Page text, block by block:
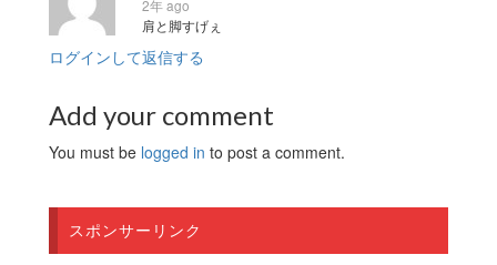
2年 ago
肩と脚すげぇ
ログインして返信する
Add your comment
You must be logged in to post a comment.
スポンサーリンク